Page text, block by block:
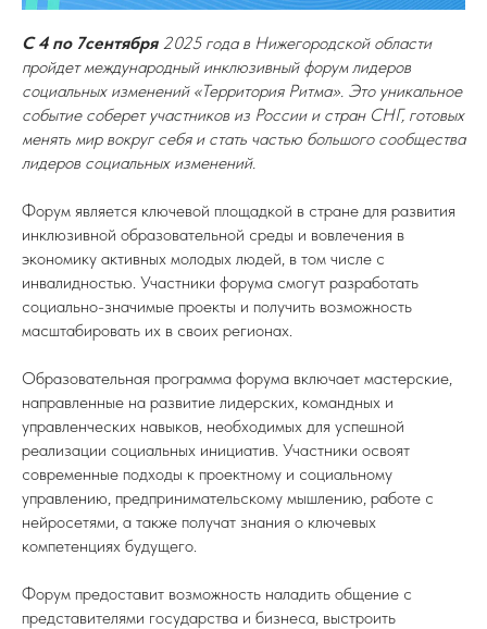
С 4 по 7сентября2025 года в Нижегородской области
пройдет международный инклюзивный форум лидеров
социальных изменений «Территория Ритма». Это уникальное
событие соберет участников из России и стран СНГ, готовых
менять мир вокруг себя и стать частью большого сообщества
лидеров социальных изменений.
Форум является ключевой площадкой в стране для развития
инклюзивной образовательной среды и вовлечения в
экономику активных молодых людей, в том числе с
инвалидностью. Участники форума смогут разработать
социально-значимые проекты и получить возможность
масштабировать их в своих регионах.
Образовательная программа форума включает мастерские,
направленные на развитие лидерских, командных и
управленческих навыков, необходимых для успешной
реализации социальных инициатив. Участники освоят
современные подходы к проектному и социальному
управлению, предпринимательскому мышлению, работе с
нейросетями, а также получат знания о ключевых
компетенциях будущего.
Форум предоставит возможность наладить общение с
представителями государства и бизнеса, выстроить